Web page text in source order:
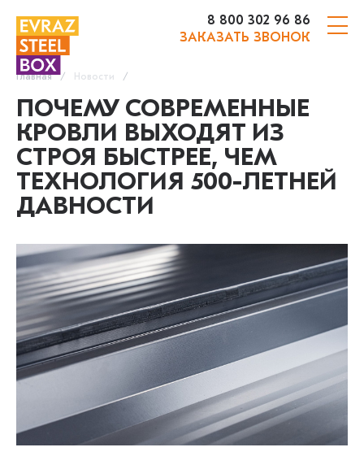
8 800 302 96 86
ЗАКАЗАТЬ ЗВОНОК
Главная Новости
ПОЧЕМУ СОВРЕМЕННЫЕ
КРОВЛИ ВЫХОДЯТ ИЗ
СТРОЯ БЫСТРЕЕ, ЧЕМ
ТЕХНОЛОГИЯ 500-ЛЕТНЕЙ
ДАВНОСТИ